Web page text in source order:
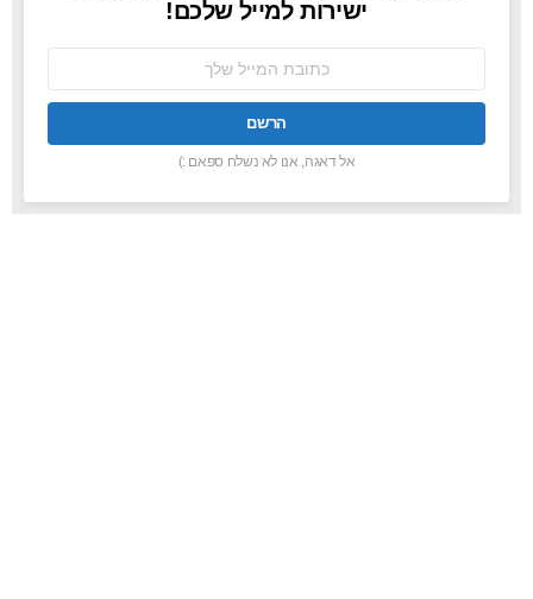
ישירות למייל שלכם!
אל דאגה, אנו לא נשלח ספאם :)